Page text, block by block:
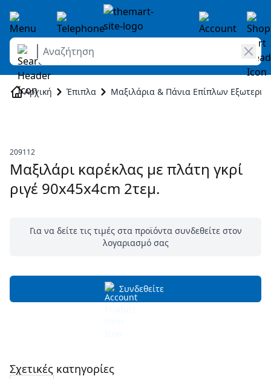
Skip to Content
Αναζήτηση
Αρχική Έπιπλα Μαξιλάρια & Πάνια Επίπλων
209112
Μαξιλάρι καρέκλας με πλάτη γκρί
ριγέ 90x45x4cm 2τεμ.
Για να δείτε τις τιμές στα προϊόντα συνδεθείτε στον
λογαριασμό σας
Συνδεθείτε
Σχετικές κατηγορίες